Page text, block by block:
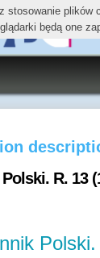
R. 13
stosowanie
będą one